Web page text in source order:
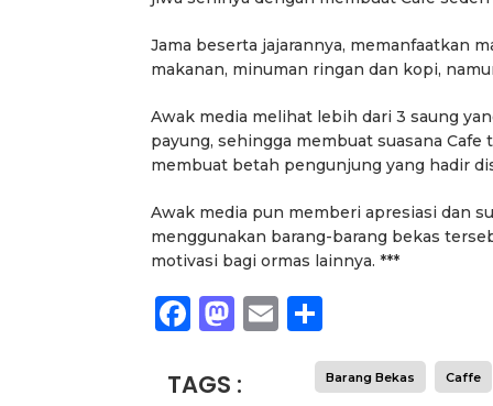
Jama beserta jajarannya, memanfaatkan
makanan, minuman ringan dan kopi,
Awak media melihat lebih dari 3 saung
payung, sehingga membuat suasana
membuat betah pengunjung yang hadir
Awak media pun memberi apresiasi dan
menggunakan barang-barang bekas
motivasi bagi ormas lainnya. ***
Facebook
Mastodon
Email
TAGS : Barang Bekas Caffe